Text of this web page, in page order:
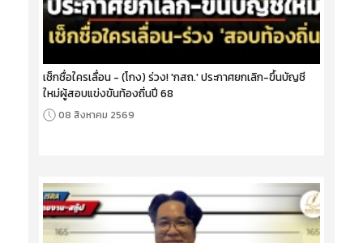
เช็กชื่อใครเลื่อน - (โกง) ร่วง! 'กสถ.' ประกาศยกเลิก-ขึ้นบัญชี
ใหม่ผู้สอบแข่งขันท้องถิ่นปี 68
08 สิงหาคม 2569